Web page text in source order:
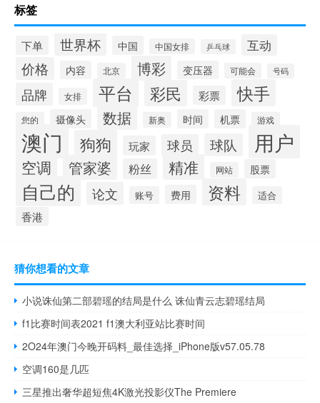
标签
下单 世界杯 中国 中国女排 乒乓球 互动
价格 内容 北京 博彩 变压器 可能会 号码
品牌 女排 平台 彩民 彩票 快手
您的 摄像头 数据 新奥 时间 机票 游戏
澳门 狗狗 玩家 球员 球队 用户
空调 管家婆 粉丝 精准 网站 股票
自己的 论文 账号 费用 资料 适合
香港
猜你想看的文章
小说诛仙第二部碧瑶的结局是什么 诛仙青云志碧瑶结局
f1比赛时间表2021 f1澳大利亚站比赛时间
2O24年澳门今晚开码料_最佳选择_iPhone版v57.05.78
空调160是几匹
三星推出奢华超短焦4K激光投影仪The Premiere